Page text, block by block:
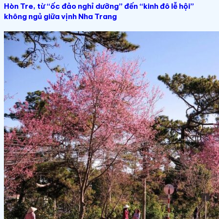
Hòn Tre, từ “ốc đảo nghỉ dưỡng” đến “kinh đô lễ hội”
không ngủ giữa vịnh Nha Trang